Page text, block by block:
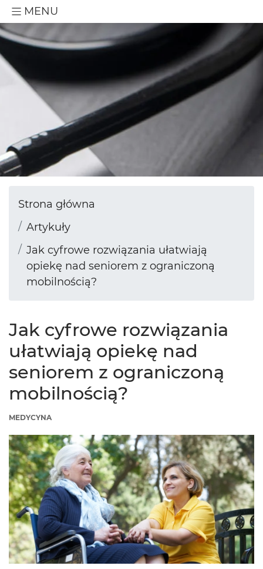
MENU
Strona główna
Artykuły
Jak cyfrowe rozwiązania ułatwiają
opiekę nad seniorem z ograniczoną
mobilnością?
Jak cyfrowe rozwiązania
ułatwiają opiekę nad
seniorem z ograniczoną
mobilnością?
MEDYCYNA